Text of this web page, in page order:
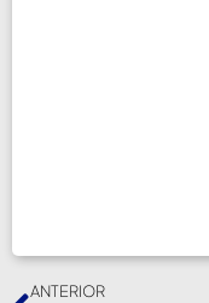
ANTERIOR